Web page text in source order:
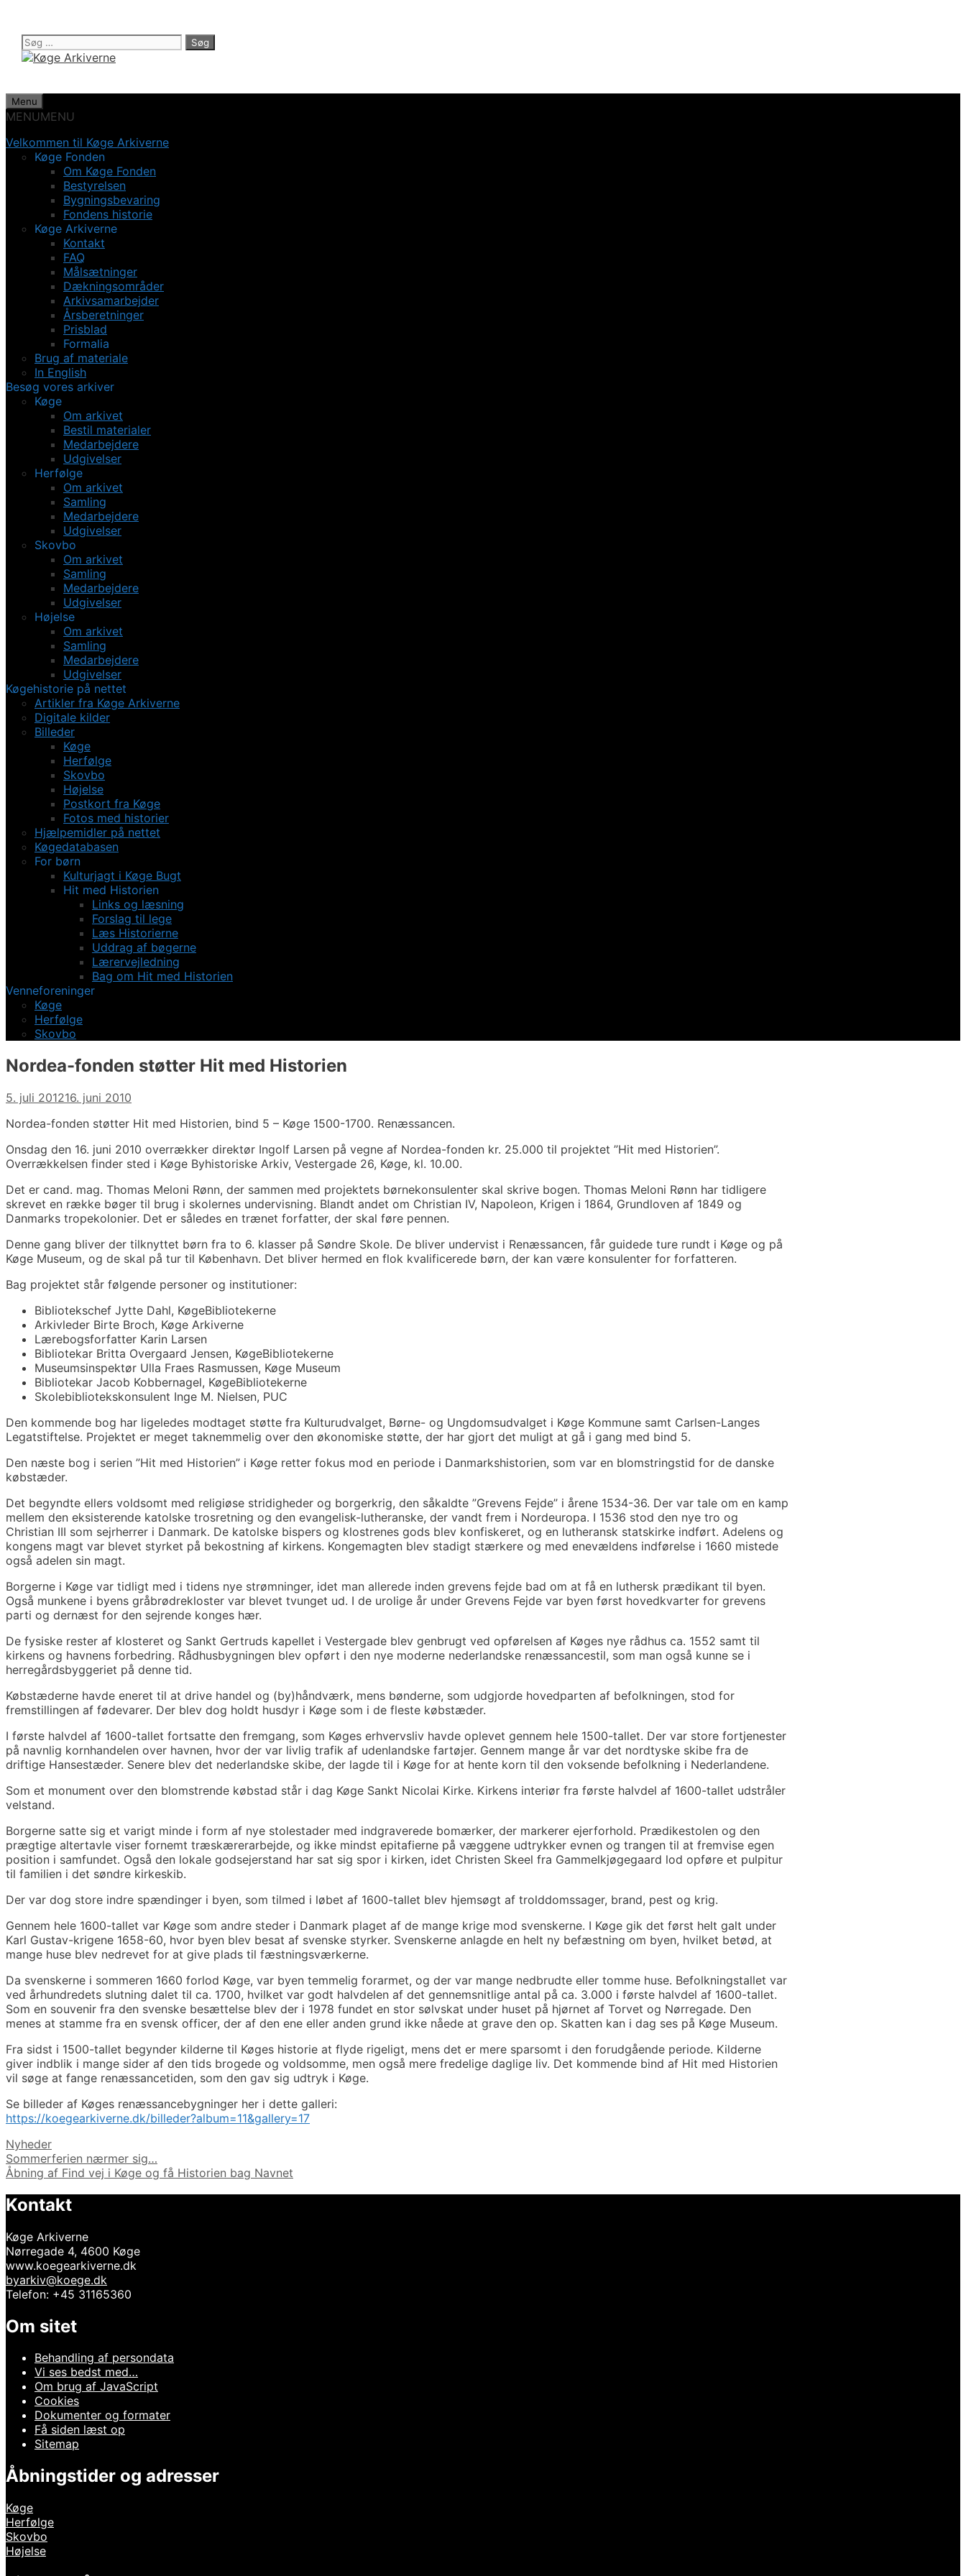
indhold
Søg
efter:
Menu
MENUMENU
Velkommen til Køge Arkiverne
Køge Fonden
Om Køge Fonden
Bestyrelsen
Bygningsbevaring
Fondens historie
Køge Arkiverne
Kontakt
FAQ
Målsætninger
Dækningsområder
Arkivsamarbejder
Årsberetninger
Prisblad
Formalia
Brug af materiale
In English
Besøg vores arkiver
Køge
Om arkivet
Bestil materialer
Medarbejdere
Udgivelser
Herfølge
Om arkivet
Samling
Medarbejdere
Udgivelser
Skovbo
Om arkivet
Samling
Medarbejdere
Udgivelser
Højelse
Om arkivet
Samling
Medarbejdere
Udgivelser
Køgehistorie på nettet
Artikler fra Køge Arkiverne
Digitale kilder
Billeder
Køge
Herfølge
Skovbo
Højelse
Postkort fra Køge
Fotos med historier
Hjælpemidler på nettet
Køgedatabasen
For børn
Kulturjagt i Køge Bugt
Hit med Historien
Links og læsning
Forslag til lege
Læs Historierne
Uddrag af bøgerne
Lærervejledning
Bag om Hit med Historien
Venneforeninger
Køge
Herfølge
Skovbo
Nordea-fonden støtter Hit med Historien
5. juli 201216. juni 2010
Nordea-fonden støtter Hit med Historien, bind 5 – Køge 1500-1700. Renæssancen.
Onsdag den 16. juni 2010 overrækker direktør Ingolf Larsen på vegne af Nordea-fonden kr. 25.000 til projektet ”Hit med Historien”.
Overrækkelsen finder sted i Køge Byhistoriske Arkiv, Vestergade 26, Køge, kl. 10.00.
Det er cand. mag. Thomas Meloni Rønn, der sammen med projektets børnekonsulenter skal skrive bogen. Thomas Meloni Rønn har tidligere
skrevet en række bøger til brug i skolernes undervisning. Blandt andet om Christian IV, Napoleon, Krigen i 1864, Grundloven af 1849 og
Danmarks tropekolonier. Det er således en trænet forfatter, der skal føre pennen.
Denne gang bliver der tilknyttet børn fra to 6. klasser på Søndre Skole. De bliver undervist i Renæssancen, får guidede ture rundt i Køge og på
Køge Museum, og de skal på tur til København. Det bliver hermed en flok kvalificerede børn, der kan være konsulenter for forfatteren.
Bag projektet står følgende personer og institutioner:
Bibliotekschef Jytte Dahl, KøgeBibliotekerne
Arkivleder Birte Broch, Køge Arkiverne
Lærebogsforfatter Karin Larsen
Bibliotekar Britta Overgaard Jensen, KøgeBibliotekerne
Museumsinspektør Ulla Fraes Rasmussen, Køge Museum
Bibliotekar Jacob Kobbernagel, KøgeBibliotekerne
Skolebibliotekskonsulent Inge M. Nielsen, PUC
Den kommende bog har ligeledes modtaget støtte fra Kulturudvalget, Børne- og Ungdomsudvalget i Køge Kommune samt Carlsen-Langes
Legatstiftelse. Projektet er meget taknemmelig over den økonomiske støtte, der har gjort det muligt at gå i gang med bind 5.
Den næste bog i serien ”Hit med Historien” i Køge retter fokus mod en periode i Danmarkshistorien, som var en blomstringstid for de danske
købstæder.
Det begyndte ellers voldsomt med religiøse stridigheder og borgerkrig, den såkaldte ”Grevens Fejde” i årene 1534-36. Der var tale om en kamp
mellem den eksisterende katolske trosretning og den evangelisk-lutheranske, der vandt frem i Nordeuropa. I 1536 stod den nye tro og
Christian III som sejrherrer i Danmark. De katolske bispers og klostrenes gods blev konfiskeret, og en lutheransk statskirke indført. Adelens og
kongens magt var blevet styrket på bekostning af kirkens. Kongemagten blev stadigt stærkere og med enevældens indførelse i 1660 mistede
også adelen sin magt.
Borgerne i Køge var tidligt med i tidens nye strømninger, idet man allerede inden grevens fejde bad om at få en luthersk prædikant til byen.
Også munkene i byens gråbrødrekloster var blevet tvunget ud. I de urolige år under Grevens Fejde var byen først hovedkvarter for grevens
parti og dernæst for den sejrende konges hær.
De fysiske rester af klosteret og Sankt Gertruds kapellet i Vestergade blev genbrugt ved opførelsen af Køges nye rådhus ca. 1552 samt til
kirkens og havnens forbedring. Rådhusbygningen blev opført i den nye moderne nederlandske renæssancestil, som man også kunne se i
herregårdsbyggeriet på denne tid.
Købstæderne havde eneret til at drive handel og (by)håndværk, mens bønderne, som udgjorde hovedparten af befolkningen, stod for
fremstillingen af fødevarer. Der blev dog holdt husdyr i Køge som i de fleste købstæder.
I første halvdel af 1600-tallet fortsatte den fremgang, som Køges erhvervsliv havde oplevet gennem hele 1500-tallet. Der var store fortjenester
på navnlig kornhandelen over havnen, hvor der var livlig trafik af udenlandske fartøjer. Gennem mange år var det nordtyske skibe fra de
driftige Hansestæder. Senere blev det nederlandske skibe, der lagde til i Køge for at hente korn til den voksende befolkning i Nederlandene.
Som et monument over den blomstrende købstad står i dag Køge Sankt Nicolai Kirke. Kirkens interiør fra første halvdel af 1600-tallet udstråler
velstand.
Borgerne satte sig et varigt minde i form af nye stolestader med indgraverede bomærker, der markerer ejerforhold. Prædikestolen og den
prægtige altertavle viser fornemt træskærerarbejde, og ikke mindst epitafierne på væggene udtrykker evnen og trangen til at fremvise egen
position i samfundet. Også den lokale godsejerstand har sat sig spor i kirken, idet Christen Skeel fra Gammelkjøgegaard lod opføre et pulpitur
til familien i det søndre kirkeskib.
Der var dog store indre spændinger i byen, som tilmed i løbet af 1600-tallet blev hjemsøgt af trolddomssager, brand, pest og krig.
Gennem hele 1600-tallet var Køge som andre steder i Danmark plaget af de mange krige mod svenskerne. I Køge gik det først helt galt under
Karl Gustav-krigene 1658-60, hvor byen blev besat af svenske styrker. Svenskerne anlagde en helt ny befæstning om byen, hvilket betød, at
mange huse blev nedrevet for at give plads til fæstningsværkerne.
Da svenskerne i sommeren 1660 forlod Køge, var byen temmelig forarmet, og der var mange nedbrudte eller tomme huse. Befolkningstallet var
ved århundredets slutning dalet til ca. 1700, hvilket var godt halvdelen af det gennemsnitlige antal på ca. 3.000 i første halvdel af 1600-tallet.
Som en souvenir fra den svenske besættelse blev der i 1978 fundet en stor sølvskat under huset på hjørnet af Torvet og Nørregade. Den
menes at stamme fra en svensk officer, der af den ene eller anden grund ikke nåede at grave den op. Skatten kan i dag ses på Køge Museum.
Fra sidst i 1500-tallet begynder kilderne til Køges historie at flyde rigeligt, mens det er mere sparsomt i den forudgående periode. Kilderne
giver indblik i mange sider af den tids brogede og voldsomme, men også mere fredelige daglige liv. Det kommende bind af Hit med Historien
vil søge at fange renæssancetiden, som den gav sig udtryk i Køge.
Se billeder af Køges renæssancebygninger her i dette galleri:
https://koegearkiverne.dk/billeder?album=11&gallery=17
Kategorier
Nyheder
Indlægsnavigation
Sommerferien nærmer sig…
Åbning af Find vej i Køge og få Historien bag Navnet
Kontakt
Køge Arkiverne
Nørregade 4, 4600 Køge
www.koegearkiverne.dk
byarkiv@koege.dk
Telefon: +45 31165360
Om sitet
Behandling af persondata
Vi ses bedst med…
Om brug af JavaScript
Cookies
Dokumenter og formater
Få siden læst op
Sitemap
Åbningstider og adresser
Køge
Herfølge
Skovbo
Højelse